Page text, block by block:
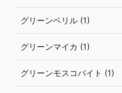
グリーンベリル (1)
グリーンマイカ (1)
グリーンモスコバイト (1)